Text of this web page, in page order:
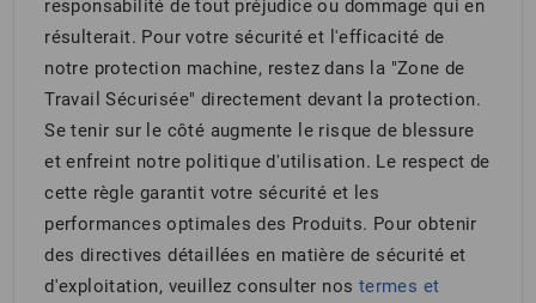
responsabilité de tout préjudice ou dommage qui en
résulterait. Pour votre sécurité et l'efficacité de
notre protection machine, restez dans la "Zone de
Travail Sécurisée" directement devant la protection.
Se tenir sur le côté augmente le risque de blessure
et enfreint notre politique d'utilisation. Le respect de
cette règle garantit votre sécurité et les
performances optimales des Produits. Pour obtenir
des directives détaillées en matière de sécurité et
d'exploitation, veuillez consulter nos termes et